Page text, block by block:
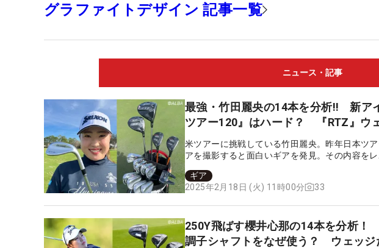
グラファイトデザイン 記事一覧
ニュース・記事
最強・竹田麗央の14本を分析‼ 新ア
ツアー120』はハード？ 『RTZ』ウ
米ツアーに挑戦している竹田麗央。昨年日本ツ
アを撮影すると面白いギアを発見。その内容をレ
ギア
2025年2月18日 (火) 11時00分
33
250Y飛ばす櫻井心那の14本を分析
調子シャフトをなぜ使う？ ウェッジ